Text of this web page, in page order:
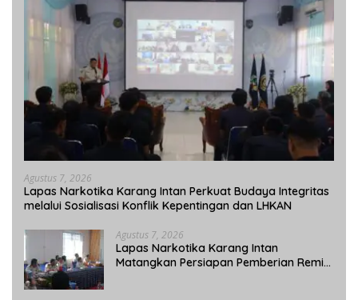
Agustus 7, 2026
Lapas Narkotika Karang Intan Perkuat Budaya Integritas
melalui Sosialisasi Konflik Kepentingan dan LHKAN
Agustus 7, 2026
Lapas Narkotika Karang Intan
Matangkan Persiapan Pemberian Remisi